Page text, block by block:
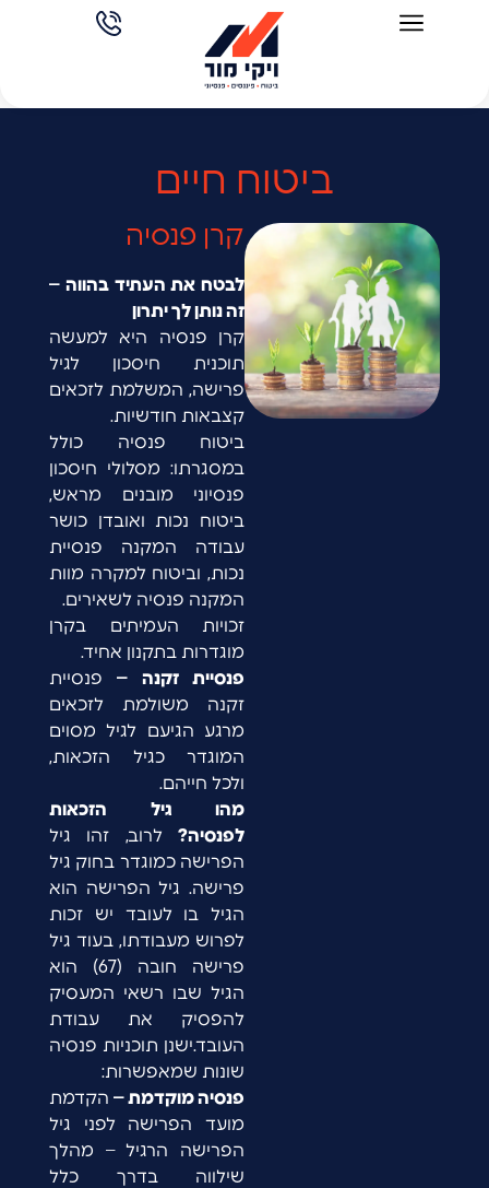
ביטוח חיים
קרן פנסיה
לבטח את העתיד בהווה –
זה נותן לך יתרון
קרן פנסיה היא למעשה
תוכנית חיסכון לגיל
פרישה, המשלמת לזכאים
קצבאות חודשיות.
ביטוח פנסיה כולל
במסגרתו: מסלולי חיסכון
פנסיוני מובנים מראש,
ביטוח נכות ואובדן כושר
עבודה המקנה פנסיית
נכות, וביטוח למקרה מוות
המקנה פנסיה לשאירים.
זכויות העמיתים בקרן
מוגדרות בתקנון אחיד.
פנסיית זקנה –פנסיית
זקנה משולמת לזכאים
מרגע הגיעם לגיל מסוים
המוגדר כגיל הזכאות,
ולכל חייהם.
מהו גיל הזכאות
לפנסיה? לרוב, זהו גיל
הפרישה כמוגדר בחוק גיל
פרישה. גיל הפרישה הוא
הגיל בו לעובד יש זכות
לפרוש מעבודתו, בעוד גיל
פרישה חובה (67) הוא
הגיל שבו רשאי המעסיק
להפסיק את עבודת
העובד.ישנן תוכניות פנסיה
שונות שמאפשרות:
פנסיה מוקדמת – הקדמת
מועד הפרישה לפני גיל
הפרישה הרגיל – מהלך
שילווה בדרך כלל